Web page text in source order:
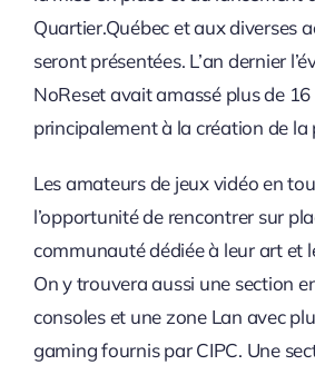
Quartier.Québec et aux diverses
seront présentées. L’an dernier
NoReset avait amassé plus de
principalement à la création de la
Les amateurs de jeux vidéo en
l’opportunité de rencontrer sur
communauté dédiée à leur art et
On y trouvera aussi une section
consoles et une zone Lan avec
gaming fournis par CIPC. Une